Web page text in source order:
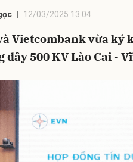
12/03/2025 13:04
Vietcombank vừa ký
dây 500 KV Lào Cai -